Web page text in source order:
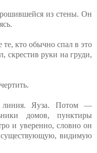
из стены. Он
те, кто обычно спал в это
скрестив руки на груди,
линия. Яуза. Потом —
домов, пунктиры
и уверенно, словно он
существующую, видимую